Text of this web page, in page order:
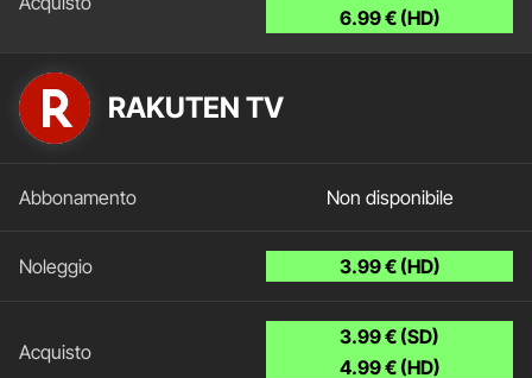
6.99 € (HD)
RAKUTEN TV
Non disponibile
3.99 € (HD)
3.99 € (SD)
4.99 € (HD)